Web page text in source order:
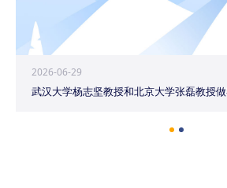
2026-06-29
武汉大学杨志坚教授和北京大学张磊教授